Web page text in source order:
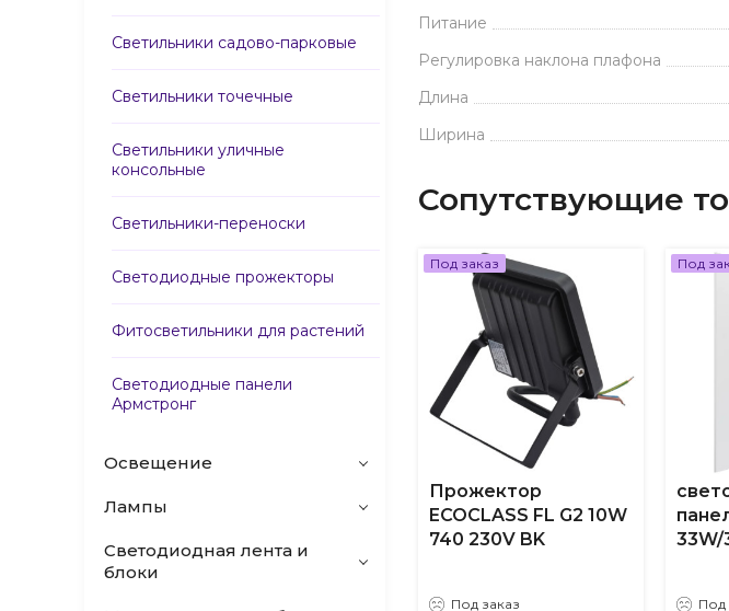
Светильники садово-парковые
Светильники точечные
Светильники уличные
консольные
Светильники-переноски
Светодиодные прожекторы
Фитосветильники для растений
Светодиодные панели
Армстронг
Освещение
Лампы
Светодиодная лента и
блоки
Питание
Регулировка наклона плафона
Длина
Ширина
Сопутствующие
Под заказ
Прожектор
ECOCLASS FL G2 10W
740 230V BK
Под заказ
Под
33W/
Под